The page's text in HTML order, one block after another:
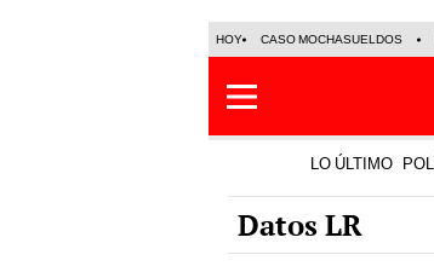
HOY CASO MOCHASUELDOS
LO ÚLTIMO
Datos LR